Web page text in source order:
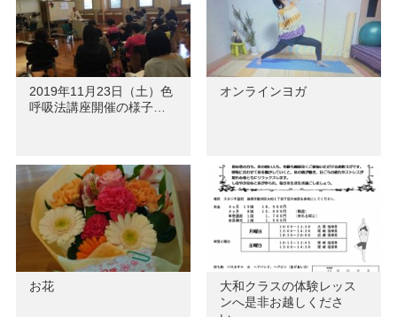
2019年11月23日（土）色
呼吸法講座開催の様子…
オンラインヨガ
お花
大和クラスの体験レッス
ンへ是非お越しくださ